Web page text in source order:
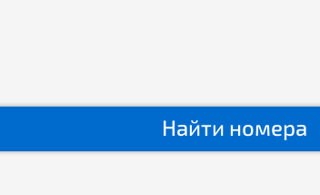
Найти номера